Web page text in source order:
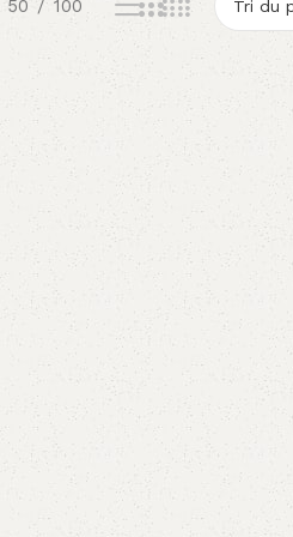
50 100